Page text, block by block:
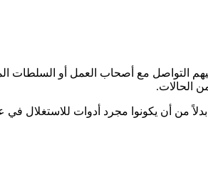
التواصل مع أصحاب العمل أو السلطات
الحالات.
من أن يكونوا مجرد أدوات للاستغلال في